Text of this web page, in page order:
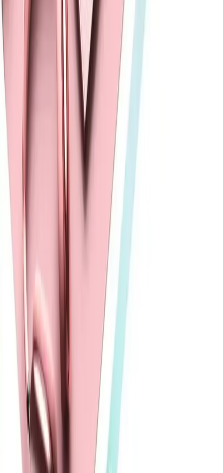
iPhone 11 için dayanıklı ve şık hologramlı zigzag
iPhone 11 uyumlu hologramlı zigzag desenli silikon kılıf, şık
tasarımı ve dayanıklı yapısıyla telefonunuzu çizilmelere ve darbelere
karşı korur, kullanımı kolay ve estetik bir aksesuar.
Daha fazla bilgi edinin
Fibaks Samsung Galaxy A54 Kılıfı: Şıklık ve
Koruma Bir Arada
Fibaks Galaxy A54 kılıfı, şık tasarımı ve yüksek kaliteli silikon
malzemesiyle telefonunuzu korurken estetik sağlar. Dayanıklı ve
kullanışlı bu kılıf, soyulma ve renk solması gibi sorunlara dikkat
edilerek uzun ömürlü kullanım sunar.
Daha fazla bilgi edinin